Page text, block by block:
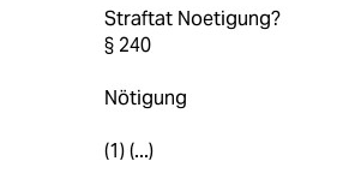
Straftat Noetigung?
§ 240
Nötigung
(1) (...)